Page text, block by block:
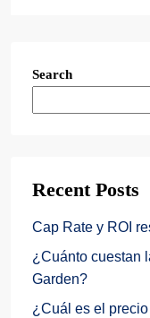
Search
Recent Posts
Cap Rate y ROI
¿Cuánto cuestan
Garden?
¿Cuál es el